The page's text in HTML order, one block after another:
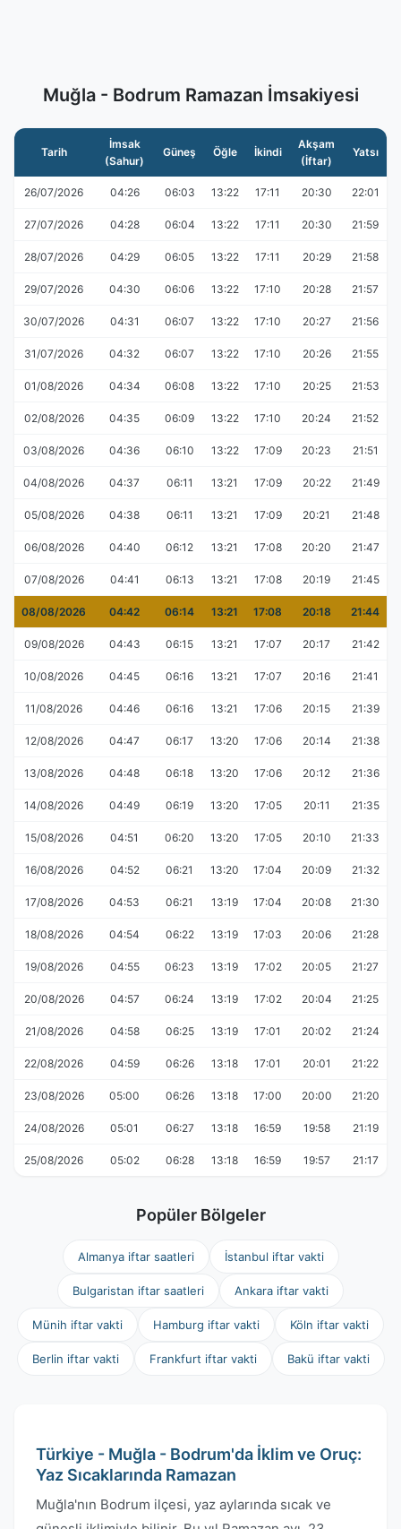
Muğla - Bodrum Ramazan İmsakiyesi
Tarih
İmsak
(Sahur)
Güneş Öğle İkindi
Akşam
(İftar)
Yatsı
26/07/2026 04:26 06:03 13:22 17:11 20:30 22:01
27/07/2026 04:28 06:04 13:22 17:11 20:30 21:59
28/07/2026 04:29 06:05 13:22 17:11 20:29 21:58
29/07/2026 04:30 06:06 13:22 17:10 20:28 21:57
30/07/2026 04:31 06:07 13:22 17:10 20:27 21:56
31/07/2026 04:32 06:07 13:22 17:10 20:26 21:55
01/08/2026 04:34 06:08 13:22 17:10 20:25 21:53
02/08/2026 04:35 06:09 13:22 17:10 20:24 21:52
03/08/2026 04:36 06:10 13:22 17:09 20:23 21:51
04/08/2026 04:37 06:11 13:21 17:09 20:22 21:49
05/08/2026 04:38 06:11 13:21 17:09 20:21 21:48
06/08/2026 04:40 06:12 13:21 17:08 20:20 21:47
07/08/2026 04:41 06:13 13:21 17:08 20:19 21:45
08/08/2026 04:42 06:14 13:21 17:08 20:18 21:44
09/08/2026 04:43 06:15 13:21 17:07 20:17 21:42
10/08/2026 04:45 06:16 13:21 17:07 20:16 21:41
11/08/2026 04:46 06:16 13:21 17:06 20:15 21:39
12/08/2026 04:47 06:17 13:20 17:06 20:14 21:38
13/08/2026 04:48 06:18 13:20 17:06 20:12 21:36
14/08/2026 04:49 06:19 13:20 17:05 20:11 21:35
15/08/2026 04:51 06:20 13:20 17:05 20:10 21:33
16/08/2026 04:52 06:21 13:20 17:04 20:09 21:32
17/08/2026 04:53 06:21 13:19 17:04 20:08 21:30
18/08/2026 04:54 06:22 13:19 17:03 20:06 21:28
19/08/2026 04:55 06:23 13:19 17:02 20:05 21:27
20/08/2026 04:57 06:24 13:19 17:02 20:04 21:25
21/08/2026 04:58 06:25 13:19 17:01 20:02 21:24
22/08/2026 04:59 06:26 13:18 17:01 20:01 21:22
23/08/2026 05:00 06:26 13:18 17:00 20:00 21:20
24/08/2026 05:01 06:27 13:18 16:59 19:58 21:19
25/08/2026 05:02 06:28 13:18 16:59 19:57 21:17
Popüler Bölgeler
Almanya iftar saatleri İstanbul iftar vakti
Bulgaristan iftar saatleri Ankara iftar vakti
Münih iftar vakti Hamburg iftar vakti Köln iftar vakti
Berlin iftar vakti Frankfurt iftar vakti Bakü iftar vakti
Türkiye - Muğla - Bodrum'da İklim ve Oruç:
Yaz Sıcaklarında Ramazan
Muğla'nın Bodrum ilçesi, yaz aylarında sıcak ve